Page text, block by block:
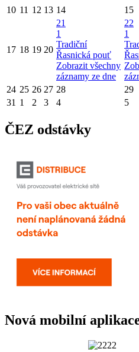
10 11 12 13 14 15
17 18 19 20
21
1
Tradiční
Řasnická pouť
Zobrazit všechny
záznamy ze dne
22
1
24 25 26 27 28 29
31 1 2 3 4 5
ČEZ odstávky
Nová mobilní